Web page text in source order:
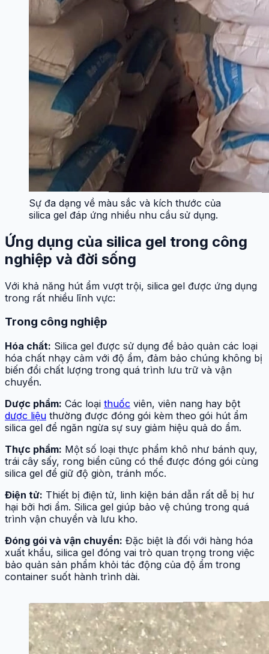
Sự đa dạng về màu sắc và kích thước của
silica gel đáp ứng nhiều nhu cầu sử dụng.
Ứng dụng của silica gel trong công
nghiệp và đời sống
Với khả năng hút ẩm vượt trội, silica gel được ứng dụng
trong rất nhiều lĩnh vực:
Trong công nghiệp
Hóa chất: Silica gel được sử dụng để bảo quản các loại
hóa chất nhạy cảm với độ ẩm, đảm bảo chúng không bị
biến đổi chất lượng trong quá trình lưu trữ và vận
chuyển.
Dược phẩm: Các loại thuốc viên, viên nang hay bột
dược liệu thường được đóng gói kèm theo gói hút ẩm
silica gel để ngăn ngừa sự suy giảm hiệu quả do ẩm.
Thực phẩm: Một số loại thực phẩm khô như bánh quy,
trái cây sấy, rong biển cũng có thể được đóng gói cùng
silica gel để giữ độ giòn, tránh mốc.
Điện tử: Thiết bị điện tử, linh kiện bán dẫn rất dễ bị hư
hại bởi hơi ẩm. Silica gel giúp bảo vệ chúng trong quá
trình vận chuyển và lưu kho.
Đóng gói và vận chuyển: Đặc biệt là đối với hàng hóa
xuất khẩu, silica gel đóng vai trò quan trọng trong việc
bảo quản sản phẩm khỏi tác động của độ ẩm trong
container suốt hành trình dài.